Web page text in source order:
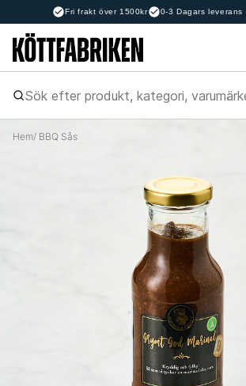
Fri frakt över 1500kr 0-3 Dagars leverans
Hem/ BBQ Sås